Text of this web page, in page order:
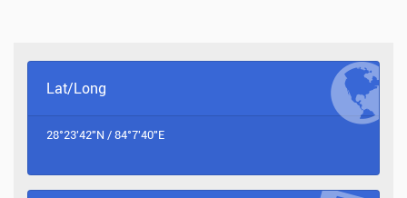
Lat/Long
28°23'42"N / 84°7'40"E